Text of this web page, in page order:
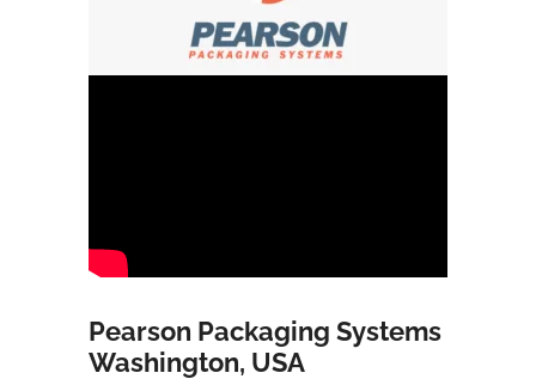
Pearson Packaging Systems
Washington, USA